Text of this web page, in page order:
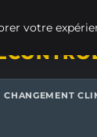
CHANGEMENT
votre